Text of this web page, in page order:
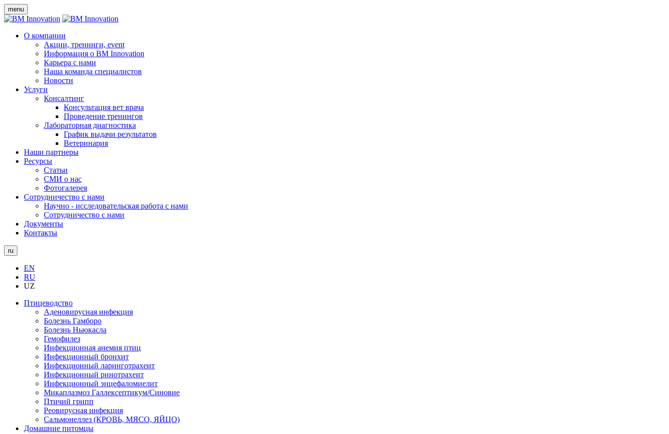
menu
О компании
Акции, тренинги, event
Информация о BM Innovation
Карьера с нами
Наша команда специалистов
Новости
Услуги
Консалтинг
Консультация вет врача
Проведение тренингов
Лабораторная диагностика
График выдачи результатов
Ветеринария
Наши партнеры
Ресурсы
Статьи
СМИ о нас
Фотогалерея
Сотрудничество с нами
Научно - исследовательская работа с нами
Сотрудничество с нами
Документы
Контакты
ru
EN
RU
UZ
Птицеводство
Аденовирусная инфекция
Болезнь Гамборо
Болезнь Ньюкасла
Гемофилез
Инфекционная анемия птиц
Инфекционный бронхит
Инфекционный ларинготрахеит
Инфекционный ринотрахеит
Инфекционный энцефаломиелит
Микаплазмоз Галлексептикум/Синовие
Птичий грипп
Реовирусная инфекция
Сальмонеллез (КРОВЬ, МЯСО, ЯЙЦО)
Домашние питомцы